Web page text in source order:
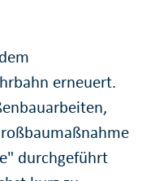
erneuert.
durchgeführt